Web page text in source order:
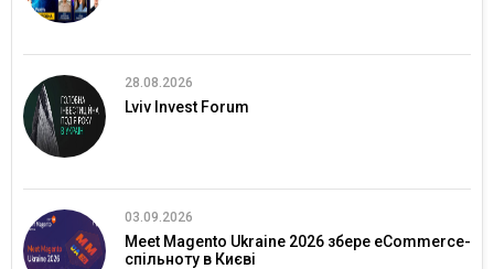
28.08.2026
Lviv Invest Forum
03.09.2026
Meet Magento Ukraine 2026 збере eCommerce-
спільноту в Києві